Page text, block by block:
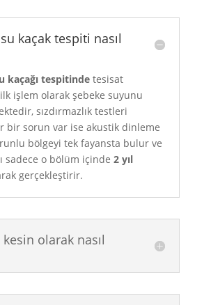
kaçak tespiti nasıl
kaçağı tespitindetesisat
ilk işlem olarak şebeke suyunu
sızdırmazlık testleri
bir sorun var ise akustik dinleme
bölgeyi tek fayansta bulur ve
sadece o bölüm içinde 2 yıl
gerçekleştirir.
kesin olarak nasıl